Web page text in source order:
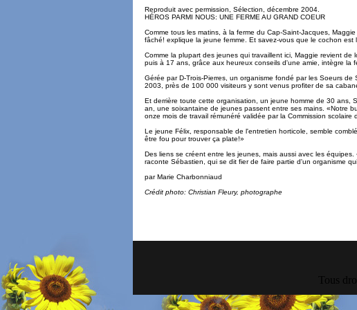
Reproduit avec permission, Sélection, décembre 2004.
HÉROS PARMI NOUS: UNE FERME AU GRAND COEUR
Comme tous les matins, à la ferme du Cap-Saint-Jacques,
fâché! explique la jeune femme. Et savez-vous que le cochon
Comme la plupart des jeunes qui travaillent ici, Maggie revient
puis à 17 ans, grâce aux heureux conseils d'une amie, intègre la
Gérée par D-Trois-Pierres, un organisme fondé par les Soeurs
2003, près de 100 000 visiteurs y sont venus profiter de sa
Et derrière toute cette organisation, un jeune homme de 30 ans,
an, une soixantaine de jeunes passent entre ses mains. «Notre
onze mois de travail rémunéré validée par la Commission
Le jeune Félix, responsable de l'entretien horticole, semble
être fou pour trouver ça plate!»
Des liens se créent entre les jeunes, mais aussi avec les
raconte Sébastien, qui se dit fier de faire partie d'un organisme
par Marie Charbonniaud
Crédit photo: Christian Fleury, photographe
Tous